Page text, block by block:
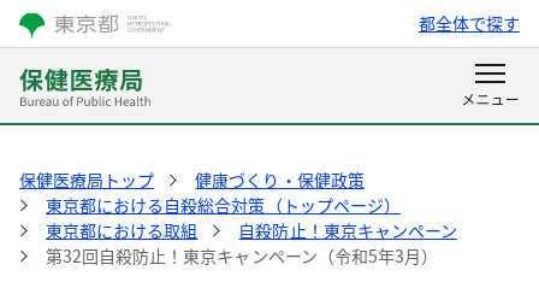
都全体で探す
保健医療局トップ
健康づくり・保健政策
東京都における自殺総合対策（トップページ）
東京都における取組
自殺防止！東京キャンペーン
第32回自殺防止！東京キャンペーン（令和5年3月）